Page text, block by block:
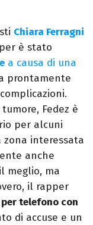
e pubblicista
Cinema e
ama la scrittura
Chiara Ferragni
è stato
a causa di una
prontamente
Fedez è
per alcuni
interessata
anche
meglio, ma
il rapper
telefono con
di accuse e un